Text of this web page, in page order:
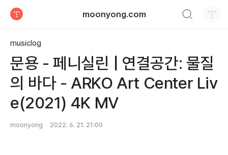
moonyong.com
musiclog
문용 - 페니실린 | 연결공간: 물질
의 바다 - ARKO Art Center Liv
e(2021) 4K MV
moonyong 2022. 6. 21. 21:00